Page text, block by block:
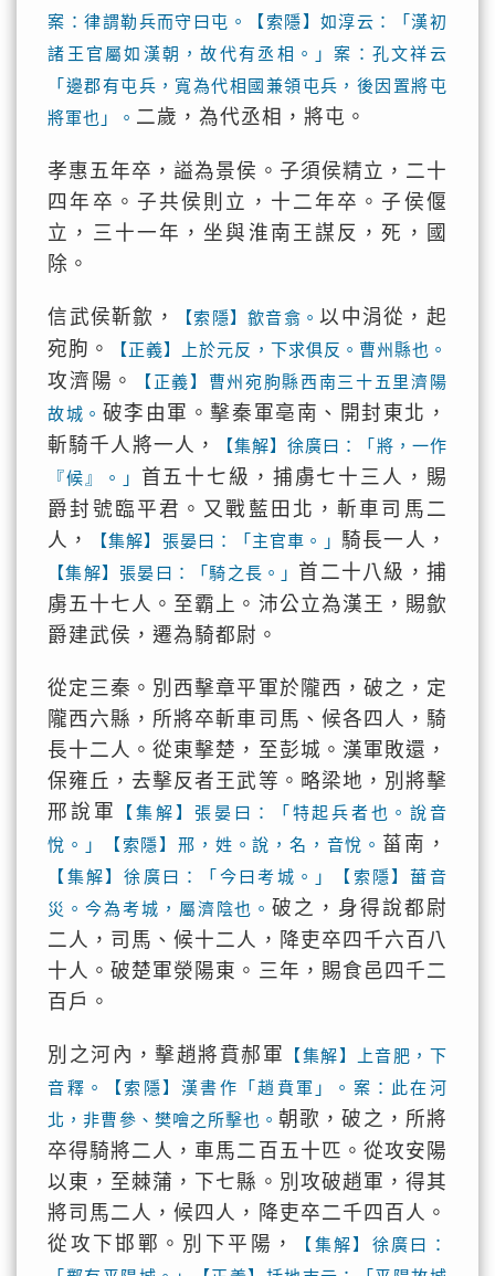
案：律謂勒兵而守曰屯。【索隱】如淳云：「漢初
諸王官屬如漢朝，故代有丞相。」案：孔文祥云
「邊郡有屯兵，寬為代相國兼領屯兵，後因置將屯
將軍也」。 二歲，為代丞相，將屯。
孝惠五年卒，謚為景侯。子須侯精立，二十
四年卒。子共侯則立，十二年卒。子侯偃
立，三十一年，坐與淮南王謀反，死，國
除。
信武侯靳歙， 【索隱】歙音翕。以中涓從，起
宛朐。
【正義】上於元反，下求俱反。曹州縣也。
攻濟陽。
【正義】曹州宛朐縣西南三十五里濟陽
故城。 破李由軍。擊秦軍亳南、開封東北，
斬騎千人將一人，
【集解】徐廣曰：「將，一作
『候』。」 首五十七級，捕虜七十三人，賜
爵封號臨平君。又戰藍田北，斬車司馬二
人，
【集解】張晏曰：「主官車。」 騎長一人，
【集解】張晏曰：「騎之長。」 首二十八級，捕
虜五十七人。至霸上。沛公立為漢王，賜歙
爵建武侯，遷為騎都尉。
從定三秦。別西擊章平軍於隴西，破之，定
隴西六縣，所將卒斬車司馬、候各四人，騎
長十二人。從東擊楚，至彭城。漢軍敗還，
保雍丘，去擊反者王武等。略梁地，別將擊
邢說軍
【集解】張晏曰：「特起兵者也。說音
悅。」【索隱】邢，姓。說，名，音悅。 菑南，
【集解】徐廣曰：「今曰考城。」【索隱】葘音
災。今為考城，屬濟陰也。破之，身得說都尉
二人，司馬、候十二人，降吏卒四千六百八
十人。破楚軍滎陽東。三年，賜食邑四千二
百戶。
別之河內，擊趙將賁郝軍
【集解】上音肥，下
音釋。【索隱】漢書作「趙賁軍」。案：此在河
北，非曹參、樊噲之所擊也。朝歌，破之，所將
卒得騎將二人，車馬二百五十匹。從攻安陽
以東，至棘蒲，下七縣。別攻破趙軍，得其
將司馬二人，候四人，降吏卒二千四百人。
從攻下邯鄲。別下平陽，
【集解】徐廣曰：